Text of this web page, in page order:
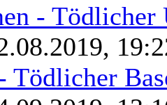
-
Tödlicher